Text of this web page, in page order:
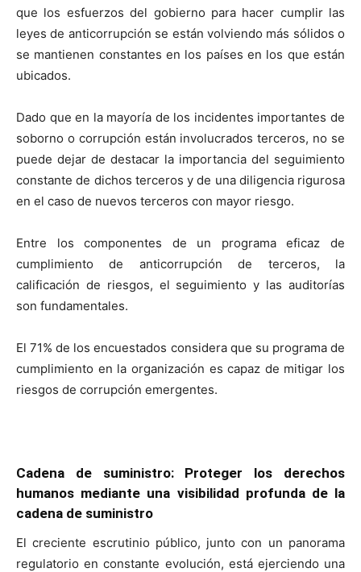
que los esfuerzos del gobierno para hacer cumplir las
leyes de anticorrupción se están volviendo más sólidos o
se mantienen constantes en los países en los que están
ubicados.
Dado que en la mayoría de los incidentes importantes de
soborno o corrupción están involucrados terceros, no se
puede dejar de destacar la importancia del seguimiento
constante de dichos terceros y de una diligencia rigurosa
en el caso de nuevos terceros con mayor riesgo.
Entre los componentes de un programa eficaz de
cumplimiento de anticorrupción de terceros, la
calificación de riesgos, el seguimiento y las auditorías
son fundamentales.
El 71% de los encuestados considera que su programa de
cumplimiento en la organización es capaz de mitigar los
riesgos de corrupción emergentes.
Cadena de suministro: Proteger los derechos
humanos mediante una visibilidad profunda de la
cadena de suministro
El creciente escrutinio público, junto con un panorama
regulatorio en constante evolución, está ejerciendo una